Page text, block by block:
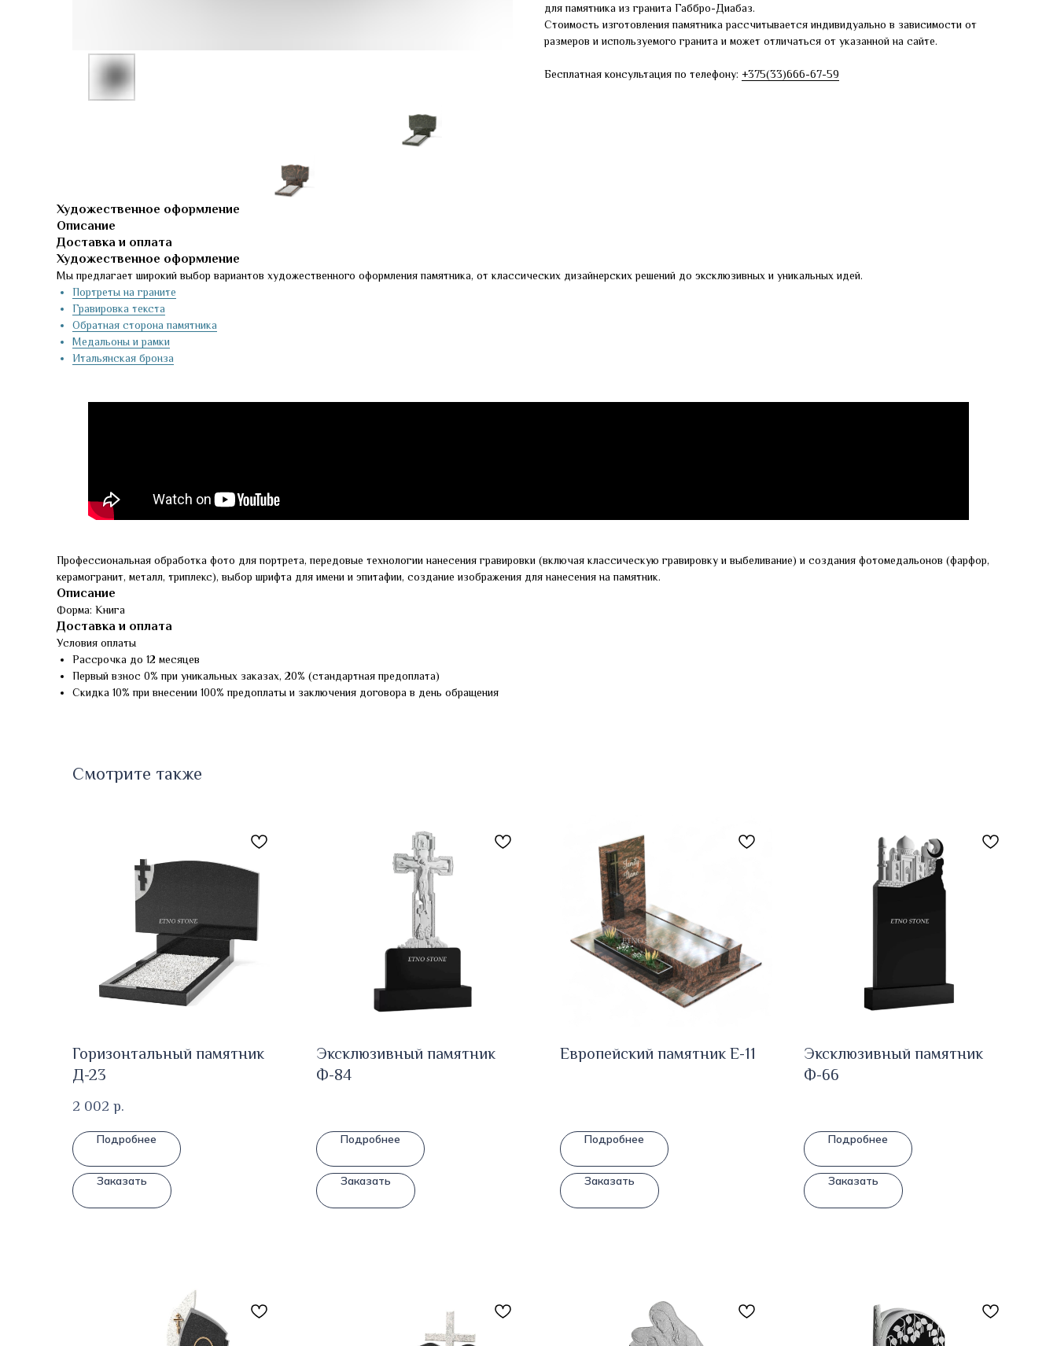
для памятника из гранита Габбро-Диабаз.
Стоимость изготовления памятника рассчитывается индивидуально в зависимости от
размеров и используемого гранита и может отличаться от указанной на сайте.
Бесплатная консультация по телефону: +375(33)666-67-59
Художественное оформление
Описание
Доставка и оплата
Художественное оформление
Мы предлагает широкий выбор вариантов художественного оформления памятника, от классических дизайнерских решений до эксклюзивных и уникальных идей.
Портреты на граните
Гравировка текста
Обратная сторона памятника
Медальоны и рамки
Итальянская бронза
Профессиональная обработка фото для портрета, передовые технологии нанесения гравировки (включая классическую гравировку и выбеливание) и создания фотомедальонов (фарфор,
керамогранит, металл, триплекс), выбор шрифта для имени и эпитафии, создание изображения для нанесения на памятник.
Описание
Форма: Книга
Доставка и оплата
Условия оплаты
Рассрочка до 12 месяцев
Первый взнос 0% при уникальных заказах, 20% (стандартная предоплата)
Скидка 10% при внесении 100% предоплаты и заключения договора в день обращения
Смотрите также
Горизонтальный памятник
Д-23
2 002 р.
Подробнее
Заказать
Эксклюзивный памятник
Ф-84
Подробнее
Заказать
Европейский памятник E-11
Подробнее
Заказать
Эксклюзивный памятник
Ф-66
Подробнее
Заказать